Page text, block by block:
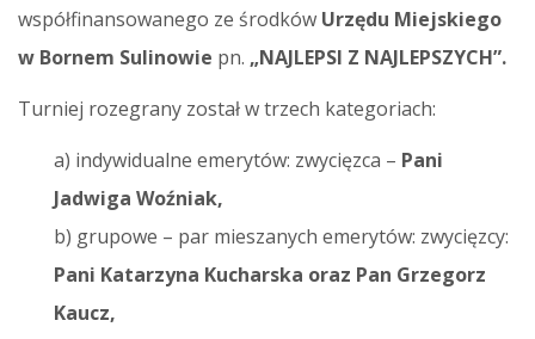
współfinansowanego ze środków Urzędu Miejskiego
w Bornem Sulinowie pn. „NAJLEPSI Z NAJLEPSZYCH”.
Turniej rozegrany został w trzech kategoriach:
a) indywidualne emerytów: zwycięzca – Pani
Jadwiga Woźniak,
b) grupowe – par mieszanych emerytów: zwycięzcy:
Pani Katarzyna Kucharska oraz Pan Grzegorz
Kaucz,